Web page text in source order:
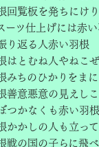
回覧板を発ちにけり
ーツ仕上げには赤
り返る人赤い羽根
はとむね人やねこ
みちのひかりをま
善意悪意の見えし
つかなくも赤い羽根
かかしの人も立っ
戦の国の子らに飛べ